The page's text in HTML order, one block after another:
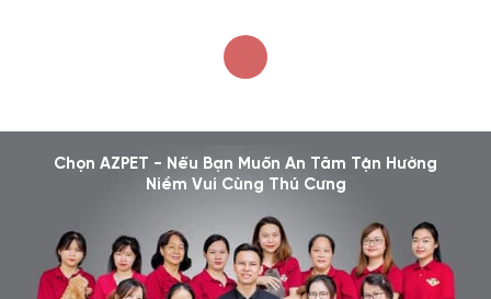
Chọn AZPET - Nếu Bạn Muốn An Tâm Tận Hưởng
Niềm Vui Cùng Thú Cưng